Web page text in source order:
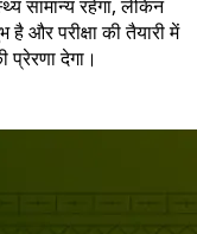
सामान्य रहेगा, लेकिन
और परीक्षा की तैयारी में
देगा।